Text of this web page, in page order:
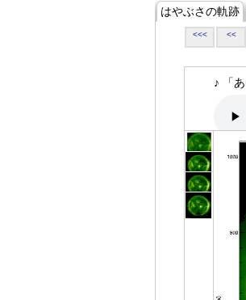
はやぶさの軌跡
<<< <<
♪ 「あ